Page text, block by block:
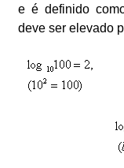
e é definido
deve ser elevado